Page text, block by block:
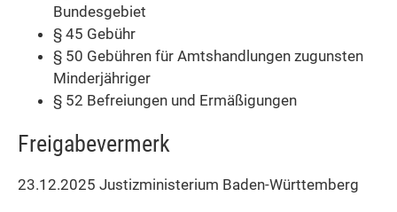
Bundesgebiet
§ 45 Gebühr
§ 50 Gebühren für Amtshandlungen zugunsten
Minderjähriger
§ 52 Befreiungen und Ermäßigungen
Freigabevermerk
23.12.2025 Justizministerium Baden-Württemberg